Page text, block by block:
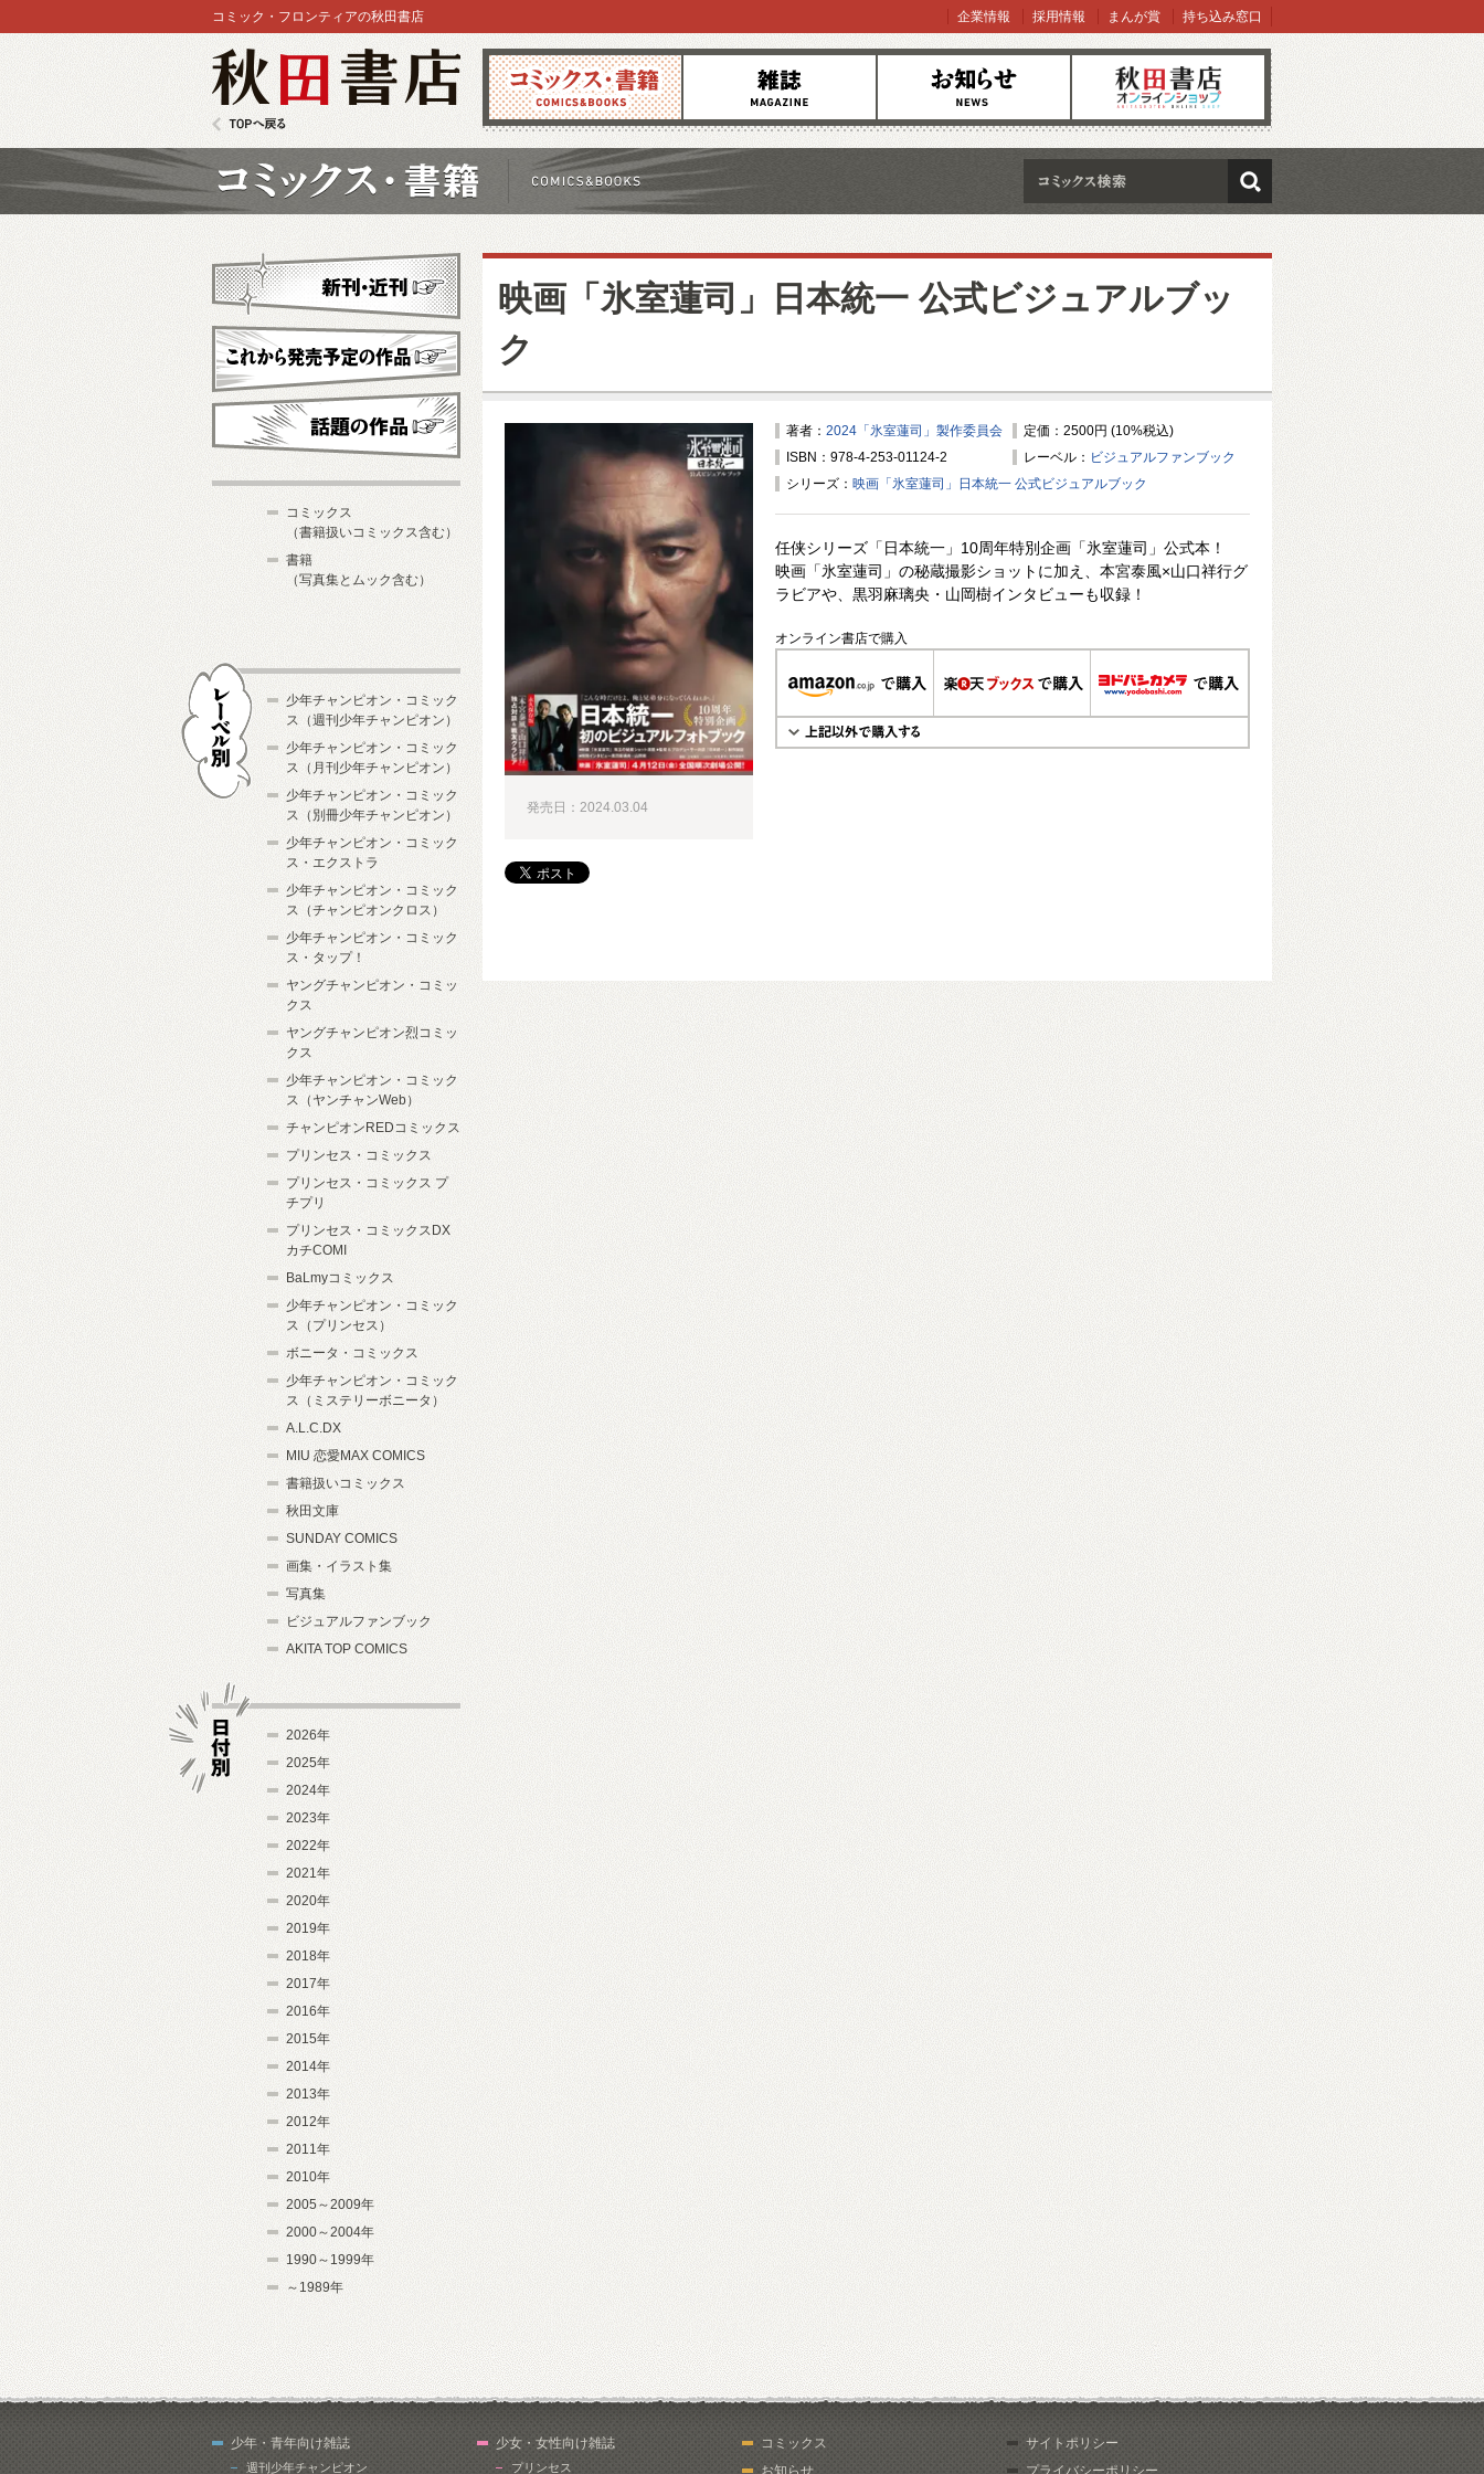
コミックス 雑誌 お知らせ オンラインショップ
コミック・フロンティアの秋田書店 企業情報 採用情報 まんが賞 持ち込み窓口
検索
映画「氷室蓮司」日本統一 公式ビジュアルブッ
ク
著者： 2024「氷室蓮司」製作委員会
定価：2500円 (10%税込)
ISBN：978-4-253-01124-2
レーベル： ビジュアルファンブック
シリーズ： 映画「氷室蓮司」日本統一 公式ビジュアルブック
任侠シリーズ「日本統一」10周年特別企画「氷室蓮司」公式本！
映画「氷室蓮司」の秘蔵撮影ショットに加え、本宮泰風×山口祥行グ
ラビアや、黒羽麻璃央・山岡樹インタビューも収録！
オンライン書店で購入
発売日：2024.03.04
新刊・近刊
これから発売予定
コミックス
（書籍扱いコミックス含む）
書籍
（写真集とムック含む）
少年チャンピオン・コミック
ス（週刊少年チャンピオン）
少年チャンピオン・コミック
ス（月刊少年チャンピオン）
少年チャンピオン・コミック
ス（別冊少年チャンピオン）
少年チャンピオン・コミック
ス・エクストラ
少年チャンピオン・コミック
ス（チャンピオンクロス）
少年チャンピオン・コミック
ス・タップ！
ヤングチャンピオン・コミッ
クス
ヤングチャンピオン烈コミッ
クス
少年チャンピオン・コミック
ス（ヤンチャンWeb）
チャンピオンREDコミックス
プリンセス・コミックス
プリンセス・コミックス プ
チプリ
プリンセス・コミックスDX
カチCOMI
BaLmyコミックス
少年チャンピオン・コミック
ス（プリンセス）
ボニータ・コミックス
少年チャンピオン・コミック
ス（ミステリーボニータ）
A.L.C.DX
MIU 恋愛MAX COMICS
書籍扱いコミックス
秋田文庫
SUNDAY COMICS
画集・イラスト集
写真集
ビジュアルファンブック
AKITA TOP COMICS
2026年
2025年
2024年
2023年
2022年
2021年
2020年
2019年
2018年
2017年
2016年
2015年
2014年
2013年
2012年
2011年
2010年
2005～2009年
2000～2004年
1990～1999年
～1989年
少年・青年向け雑誌
週刊少年チャンピオン
少女・女性向け雑誌
プリンセス
コミックス
お知らせ
サイトポリシー
プライバシーポリシー